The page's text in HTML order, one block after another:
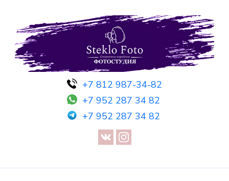
+7 812 987-34-82
+7 952 287 34 82
+7 952 287 34 82
Фотостудия SF
Фотосессия в студии СПб — Фотосессия в Санкт-Петербурге
— Предметная съемка — Невидимый манекен — Прозрачный
манекен — Сертификат на фотосессию